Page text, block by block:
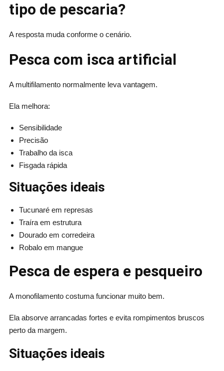
tipo de pescaria?
A resposta muda conforme o cenário.
Pesca com isca artificial
A multifilamento normalmente leva vantagem.
Ela melhora:
Sensibilidade
Precisão
Trabalho da isca
Fisgada rápida
Situações ideais
Tucunaré em represas
Traíra em estrutura
Dourado em corredeira
Robalo em mangue
Pesca de espera e pesqueiro
A monofilamento costuma funcionar muito bem.
Ela absorve arrancadas fortes e evita rompimentos bruscos
perto da margem.
Situações ideais